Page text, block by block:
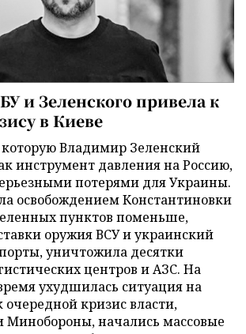
и Зеленского привела к
в Киеве
Владимир Зеленский
инструмент давления на Россию,
потерями для Украины.
освобождением Константиновки
пунктов поменьше,
оружия ВСУ и украинский
уничтожила десятки
центров и АЗС. На
ухудшилась ситуация на
очередной кризис власти,
Минобороны, начались массовые